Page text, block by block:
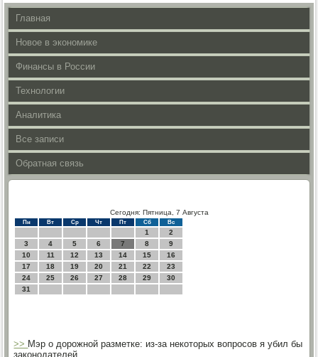
Главная
Новое в экономике
Финансы в России
Технологии
Аналитика
Все записи
Обратная связь
Сегодня: Пятница, 7 Августа
Пн Вт Ср Чт Пт Сб Вс
1
2
3
4 5 6 7 8
9
10
11 12 13 14 15
16
17
18 19 20 21 22
23
24
25 26 27 28 29
30
31
>> Мэр о дорожной разметке: из-за некоторых вопросов я убил бы
законодателей